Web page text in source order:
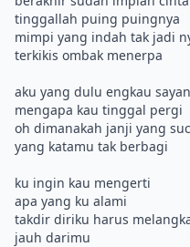
tinggallah puing puingnya
mimpi yang indah tak jadi
terkikis ombak menerpa
aku yang dulu engkau
mengapa kau tinggal pergi
oh dimanakah janji yang
yang katamu tak berbagi
ku ingin kau mengerti
apa yang ku alami
takdir diriku harus
jauh darimu